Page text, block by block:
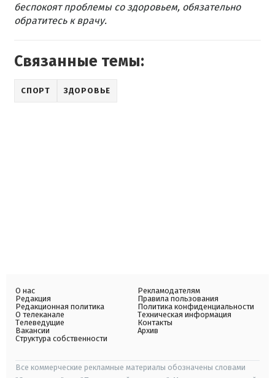
беспокоят проблемы со здоровьем, обязательно
обратитесь к врачу.
Связанные темы:
СПОРТ ЗДОРОВЬЕ
О нас
Редакция
Редакционная политика
О телеканале
Телеведущие
Вакансии
Структура собственности
Рекламодателям
Правила пользования
Политика конфиденциальности
Техническая информация
Контакты
Архив
Все коммерческие рекламные материалы обозначены словами